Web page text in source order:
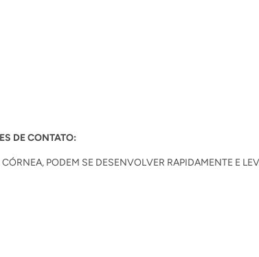
DE CONTATO:
PODEM SE DESENVOLVER RAPIDAMENTE E